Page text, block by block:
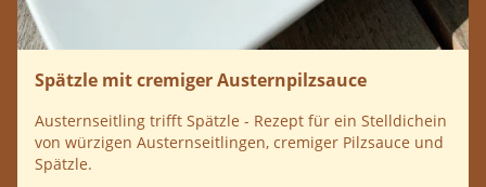
Spätzle mit cremiger Austernpilzsauce
Austernseitling trifft Spätzle - Rezept für ein Stelldichein
von würzigen Austernseitlingen, cremiger Pilzsauce und
Spätzle.